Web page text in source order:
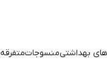
بهداشتیمنسوجاتمتفرقه